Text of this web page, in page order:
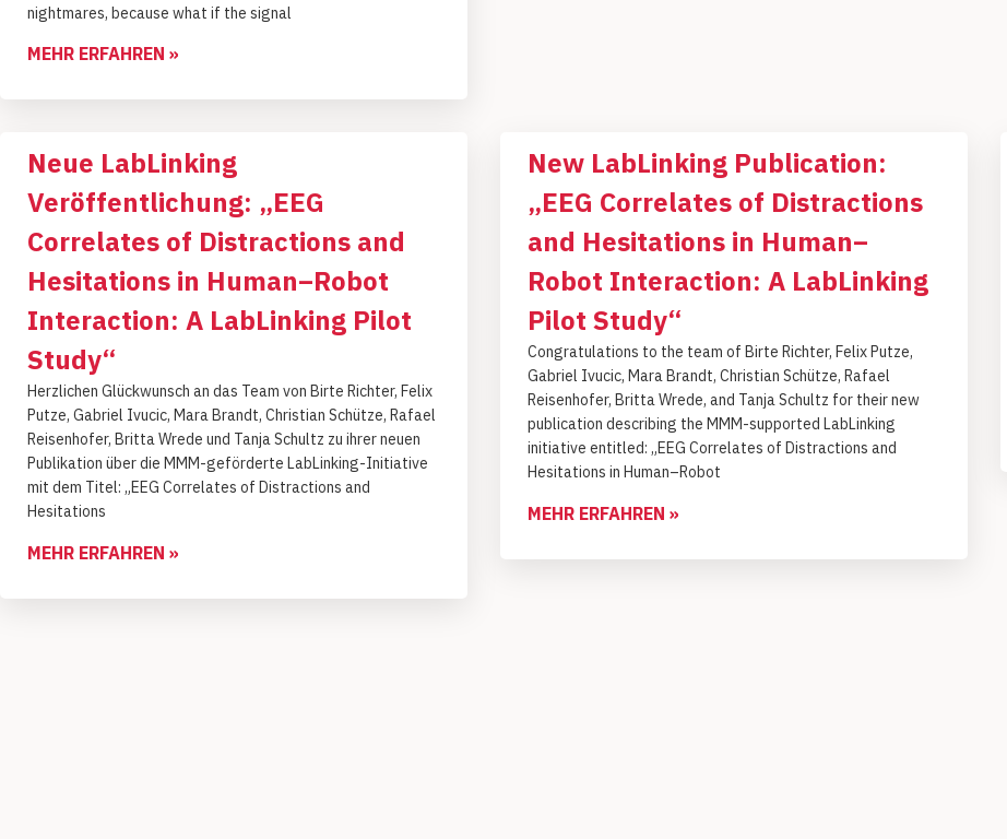
nightmares, because what if the signal
MEHR ERFAHREN »
Neue LabLinking
Veröffentlichung: „EEG
Correlates of Distractions and
Hesitations in Human–Robot
Interaction: A LabLinking Pilot
Study“
Herzlichen Glückwunsch an das Team von Birte Richter, Felix
Putze, Gabriel Ivucic, Mara Brandt, Christian Schütze, Rafael
Reisenhofer, Britta Wrede und Tanja Schultz zu ihrer neuen
Publikation über die MMM-geförderte LabLinking-Initiative
mit dem Titel: „EEG Correlates of Distractions and
Hesitations
MEHR ERFAHREN »
New LabLinking Publication:
„EEG Correlates of Distractions
and Hesitations in Human–
Robot Interaction: A LabLinking
Pilot Study“
Congratulations to the team of Birte Richter, Felix Putze,
Gabriel Ivucic, Mara Brandt, Christian Schütze, Rafael
Reisenhofer, Britta Wrede, and Tanja Schultz for their new
publication describing the MMM-supported LabLinking
initiative entitled: „EEG Correlates of Distractions and
Hesitations in Human–Robot
MEHR ERFAHREN »